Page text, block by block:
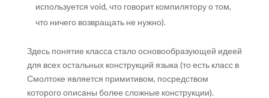
используется void, что говорит компилятору о том,
что ничего возвращать не нужно).
Здесь понятие класса стало основообразующей идеей
для всех остальных конструкций языка (то есть класс в
Смолтоке является примитивом, посредством
которого описаны более сложные конструкции).